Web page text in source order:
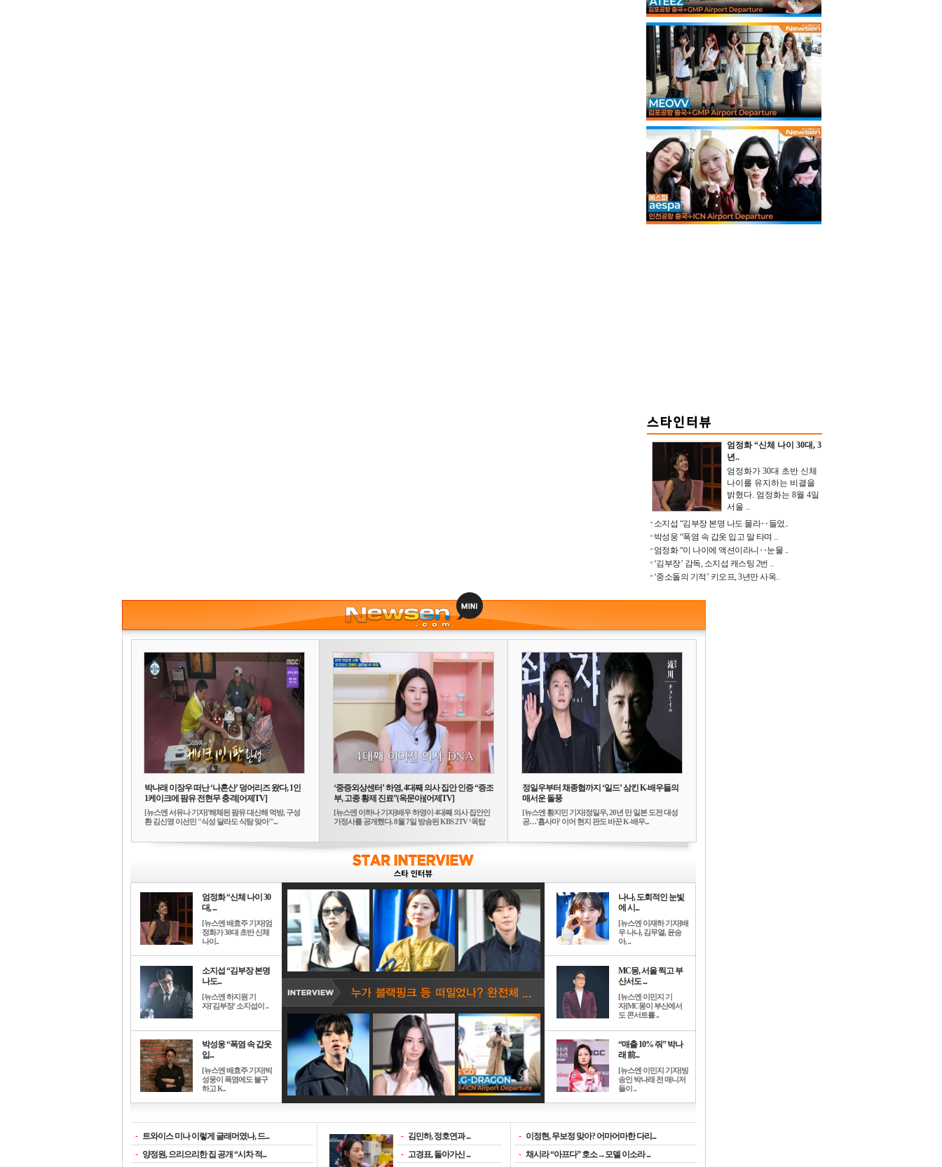
엄정화 “신체 나이 30대, 3
년..
엄정화가 30대 초반 신체
나이를 유지하는 비결을
밝혔다. 엄정화는 8월 4일
서울 ..
소지섭 “김부장 본명 나도 몰라‥들었..
박성웅 “폭염 속 갑옷 입고 말 타며 ..
엄정화 “이 나이에 액션이라니‥눈물 ..
‘김부장’ 감독, 소지섭 캐스팅 2번 ..
‘중소돌의 기적’ 키오프, 3년만 사옥..
박나래 이장우 떠난 ‘나혼산’ 덩어리즈 왔다, 1인
1케이크에 팜유 전현무 충격[어제TV]
[뉴스엔 서유나 기자]'해체된 팜유 대신해 먹방, 구성
환 김신영 이선민 "식성 달라도 식탐 맞아"'...
‘중증외상센터’ 하영, 4대째 의사 집안 인증 “증조
부, 고종 황제 진료”(옥문아)[어제TV]
[뉴스엔 이하나 기자]배우 하영이 4대째 의사 집안인
가정사를 공개했다. 8월 7일 방송된 KBS 2TV ‘옥탑
정일우부터 채종협까지 ‘일드’ 삼킨 K-배우들의
매서운 돌풍
[뉴스엔 황지민 기자]정일우, 20년 만 일본 도전 대성
공…'횹사마' 이어 현지 판도 바꾼 K-배우...
엄정화 “신체 나이 30
대, ...
[뉴스엔 배효주 기자]엄
정화가 30대 초반 신체
나이..
소지섭 “김부장 본명
나도...
[뉴스엔 하지원 기
자]'김부장' 소지섭이 ..
박성웅 “폭염 속 갑옷
입...
[뉴스엔 배효주 기자]박
성웅이 폭염에도 불구
하고 K..
나나, 도회적인 눈빛
에 시...
[뉴스엔 이재하 기자]배
우 나나, 김무열, 윤승
아, ..
MC몽, 서울 찍고 부
산서도 ...
[뉴스엔 이민지 기
자]MC몽이 부산에서
도 콘서트를 ..
“매출 10% 줘” 박나
래 前...
[뉴스엔 이민지 기자]방
송인 박나래 전 매니저
들이 ..
- 트와이스 미나 이렇게 글래머였나, 드...
- 양정원, 으리으리한 집 공개 “시차 적...
- 김민하, 정호연과 ...
- 고경표, 돌아가신 ...
- 이정현, 무보정 맞아? 어마어마한 다리...
- 채시라 “아프다” 호소→모델 이소라 ...